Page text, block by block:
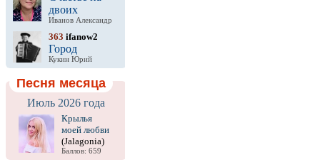
двоих
Иванов Александр
363 ifanow2
Город
Кукин Юрий
Песня месяца
Июль 2026 года
Крылья
моей любви
(Jalagonia)
Баллов: 659